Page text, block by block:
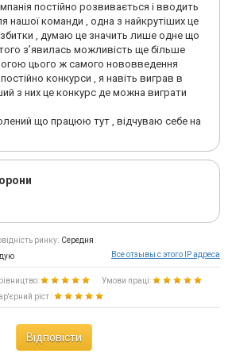
постійно розвивається і вводить
нашої команди , одна з найкрутіших це
, думаю це значить лише одне що
зʼявилась можливість ще більше
цього ж самого нововведення
конкурси , я навіть виграв в
з них це конкурс де можна виграти
що працюю тут , відчуваю себе на
ринку: Середня
Все отзывы с этого IP адреса
Умови праці:
ріст :
Відповісти